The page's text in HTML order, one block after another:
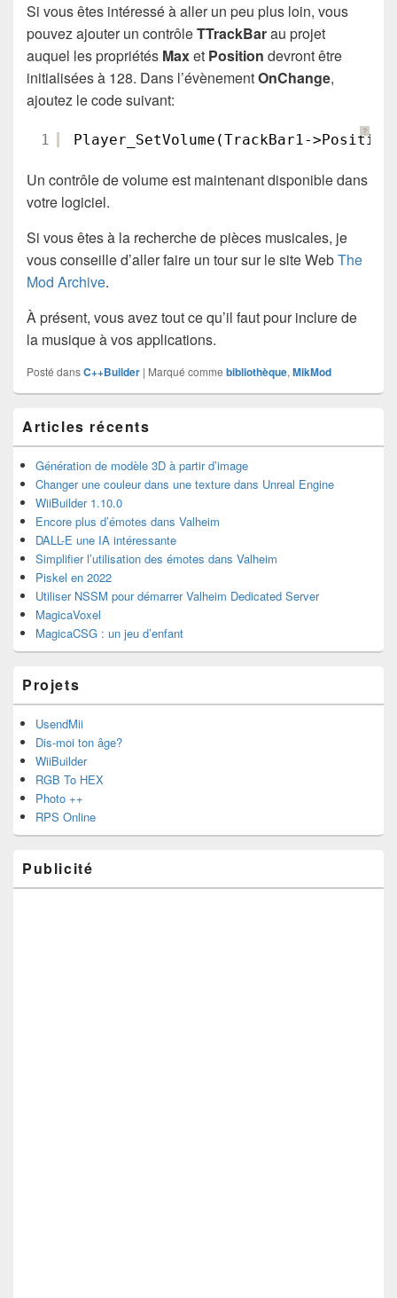
Si vous êtes intéressé à aller un peu plus loin, vous
pouvez ajouter un contrôleTTrackBarau projet
auquel les propriétés Maxet Position devront être
initialisées à 128. Dans l’évènementOnChange,
ajoutez le code suivant:
?
1 Player_SetVolume(TrackBar1-
Un contrôle de volume est maintenant disponible dans
votre logiciel.
Si vous êtes à la recherche de pièces musicales, je
vous conseille d’aller faire un tour sur le site WebThe
Mod Archive.
À présent, vous avez tout ce qu’il faut pour inclure de
la musique à vos applications.
Posté dansC++Builder | Marqué comme bibliothèque,MikMod
principale
de
widget
pour
barre
latérale
Articles récents
Génération de modèle 3D à partir d’image
Changer une couleur dans une texture dans Unreal Engine
WiiBuilder 1.10.0
Encore plus d’émotes dans Valheim
DALL-E une IA intéressante
Simplifier l’utilisation des émotes dans Valheim
Piskel en 2022
Utiliser NSSM pour démarrer Valheim Dedicated Server
MagicaVoxel
MagicaCSG : un jeu d’enfant
Projets
UsendMii
Dis-moi ton âge?
WiiBuilder
RGB To HEX
Photo ++
RPS Online
Publicité